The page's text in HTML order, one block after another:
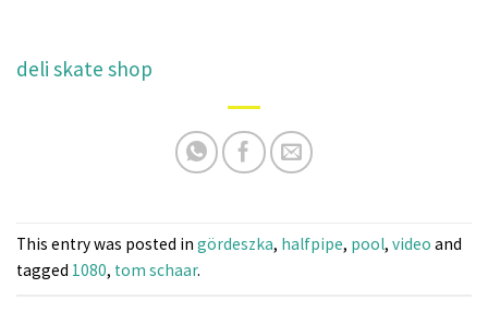
deli skate shop
This entry was posted in gördeszka, halfpipe, pool, video and
tagged 1080, tom schaar.